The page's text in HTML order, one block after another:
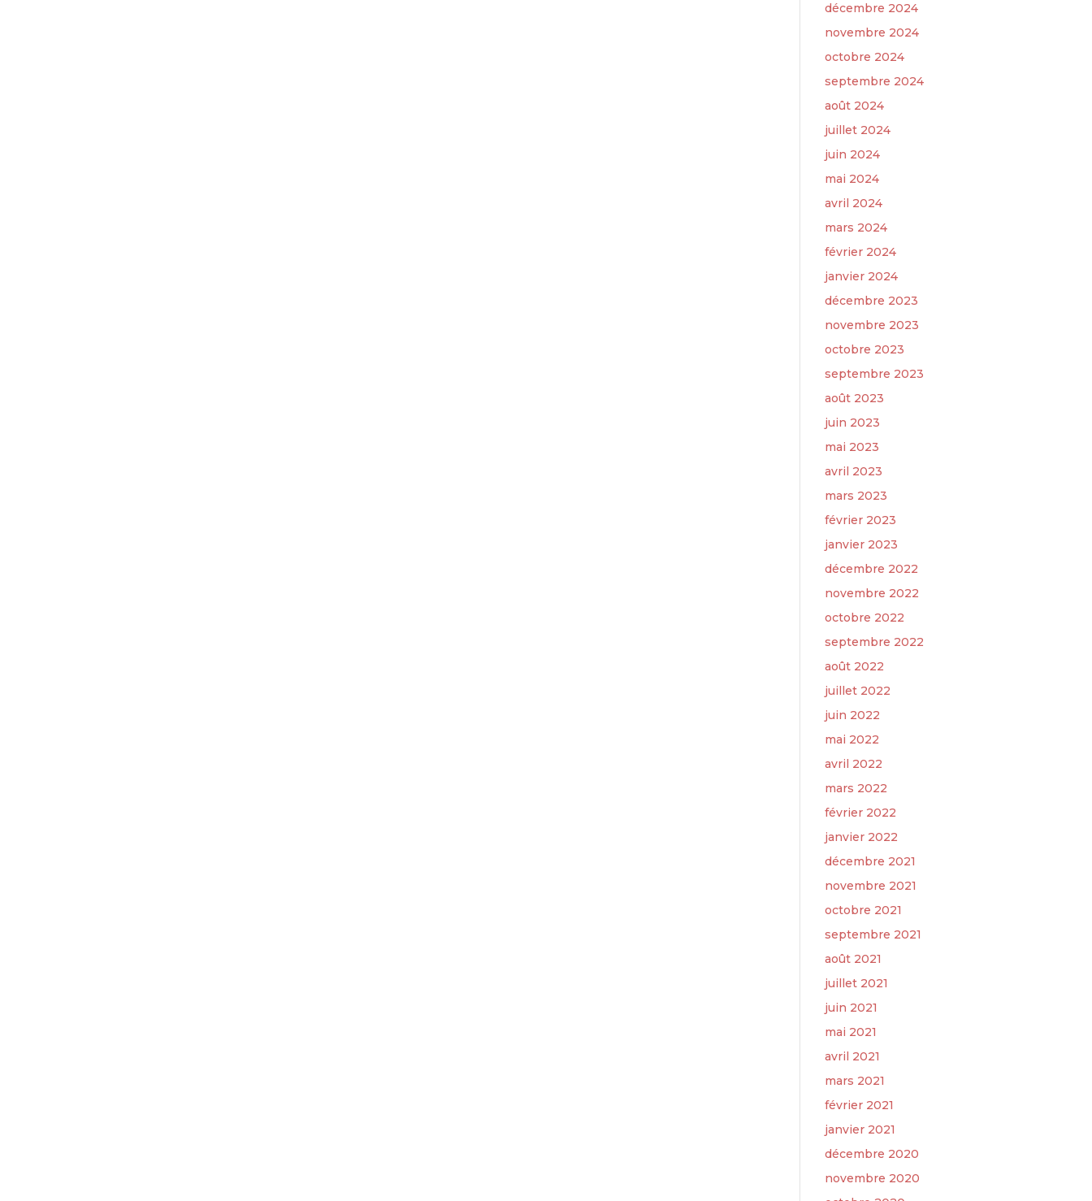
décembre 2024
novembre 2024
octobre 2024
septembre 2024
août 2024
juillet 2024
juin 2024
mai 2024
avril 2024
mars 2024
février 2024
janvier 2024
décembre 2023
novembre 2023
octobre 2023
septembre 2023
août 2023
juin 2023
mai 2023
avril 2023
mars 2023
février 2023
janvier 2023
décembre 2022
novembre 2022
octobre 2022
septembre 2022
août 2022
juillet 2022
juin 2022
mai 2022
avril 2022
mars 2022
février 2022
janvier 2022
décembre 2021
novembre 2021
octobre 2021
septembre 2021
août 2021
juillet 2021
juin 2021
mai 2021
avril 2021
mars 2021
février 2021
janvier 2021
décembre 2020
novembre 2020